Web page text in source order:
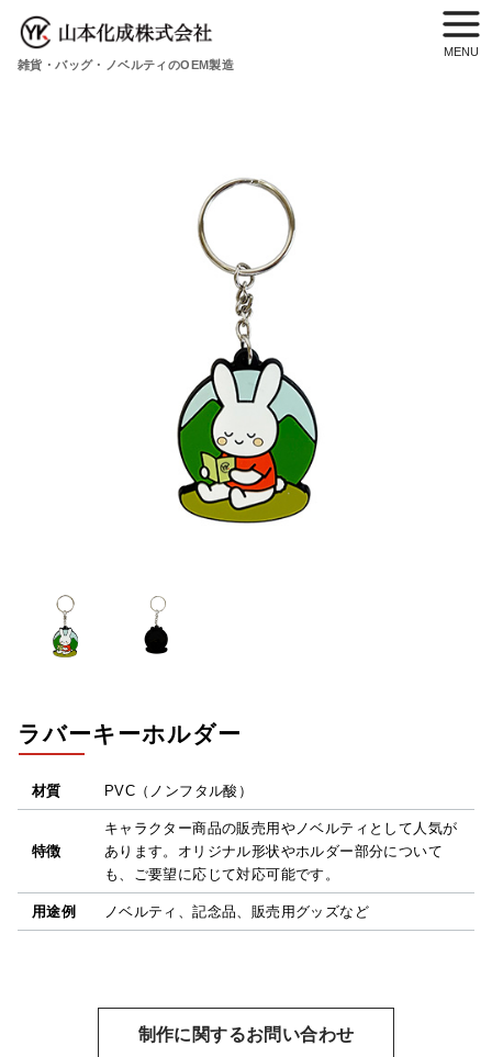
雑貨・バッグ・ノベルティのOEM製造
ラバーキーホルダー
材質 PVC（ノンフタル酸）
特徴
キャラクター商品の販売用やノベルティとして人気が
あります。オリジナル形状やホルダー部分について
も、ご要望に応じて対応可能です。
用途例 ノベルティ、記念品、販売用グッズなど
制作に関するお問い合わせ